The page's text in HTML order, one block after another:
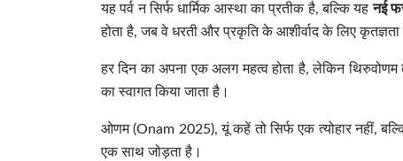
यह पर्व न सिर्फ धार्मिक आस्था का प्रतीक है, बल्कि यहनई
होता है, जब वे धरती और प्रकृति के आशीर्वाद के लिए
हर दिन का अपना एक अलग महत्व होता है, लेकिन
का स्वागत किया जाता है।
ओणम (Onam 2025), यूं कहें तो सिर्फ एक त्योहार नहीं,
एक साथ जोड़ता है।